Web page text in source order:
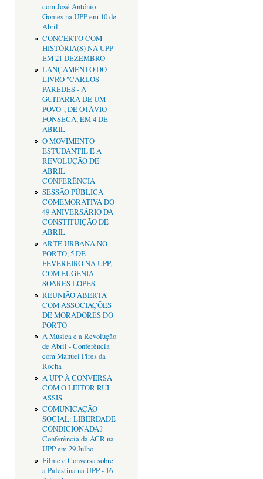
com José António
Gomes na UPP em 10 de
Abril
CONCERTO COM
HISTÓRIA(S) NA UPP
EM 21 DEZEMBRO
LANÇAMENTO DO
LIVRO "CARLOS
PAREDES - A
GUITARRA DE UM
POVO", DE OTÁVIO
FONSECA, EM 4 DE
ABRIL
O MOVIMENTO
ESTUDANTIL E A
REVOLUÇÃO DE
ABRIL -
CONFERÊNCIA
SESSÃO PÚBLICA
COMEMORATIVA DO
49 ANIVERSÁRIO DA
CONSTITUIÇÃO DE
ABRIL
ARTE URBANA NO
PORTO, 5 DE
FEVEREIRO NA UPP,
COM EUGÉNIA
SOARES LOPES
REUNIÃO ABERTA
COM ASSOCIAÇÕES
DE MORADORES DO
PORTO
A Música e a Revolução
de Abril - Conferência
com Manuel Pires da
Rocha
A UPP À CONVERSA
COM O LEITOR RUI
ASSIS
COMUNICAÇÃO
SOCIAL: LIBERDADE
CONDICIONADA? -
Conferência da ACR na
UPP em 29 Julho
Filme e Conversa sobre
a Palestina na UPP - 16